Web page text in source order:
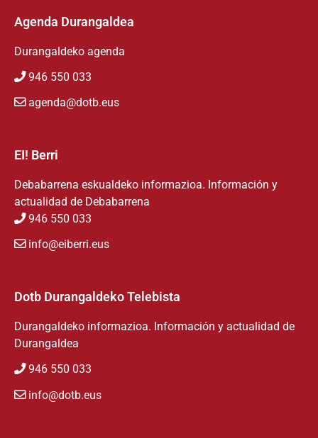
Agenda Durangaldea
Durangaldeko agenda
946 550 033
agenda@dotb.eus
EI! Berri
Debabarrena eskualdeko informazioa. Información y
actualidad de Debabarrena
946 550 033
info@eiberri.eus
Dotb Durangaldeko Telebista
Durangaldeko informazioa. Información y actualidad de
Durangaldea
946 550 033
info@dotb.eus